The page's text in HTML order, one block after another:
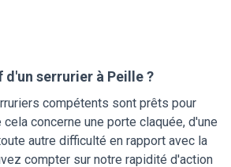
d'un serrurier à Peille ?
compétents sont prêts pour
concerne une porte claquée, d'une
autre difficulté en rapport avec la
compter sur notre rapidité d'action